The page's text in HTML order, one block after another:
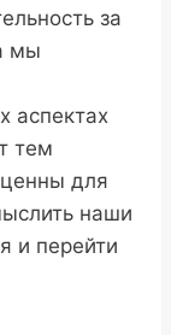
за
мы
аспектах
тем
для
наши
и перейти